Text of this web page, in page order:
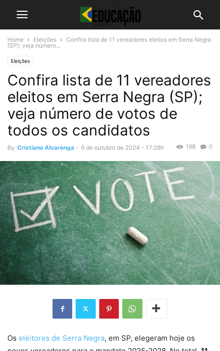
Home Eleições
Confira lista de 11 vereadores eleitos em Serra Negra
(SP); veja número...
Eleições
Confira lista de 11 vereadores
eleitos em Serra Negra (SP);
veja número de votos de
todos os candidatos
By Cristiano Alvarenga - 6 de outubro de 2024 - 17:28h 0
198
Os eleitores de Serra Negra, em SP, elegeram hoje os